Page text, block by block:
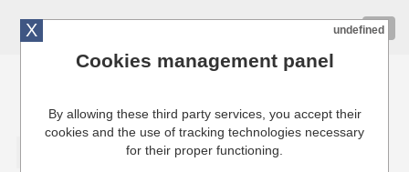
Cuisinresto: Ustensiles de cuisine pour professionnels
X undefined
Cookies management panel
By allowing these third party services, you accept their
cookies and the use of tracking technologies necessary
for their proper functioning.